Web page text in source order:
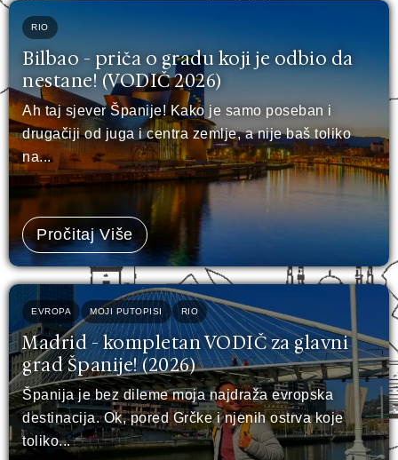
RIO
Bilbao - priča o gradu koji je odbio da
nestane! (VODIČ 2026)
Ah taj sjever Španije! Kako je samo poseban i
drugačiji od juga i centra zemlje, a nije baš toliko
na...
Pročitaj Više
EVROPA MOJI PUTOPISI RIO
Madrid - kompletan VODIČ za glavni
grad Španije! (2026)
Španija je bez dileme moja najdraža evropska
destinacija. Ok, pored Grčke i njenih ostrva koje
toliko...